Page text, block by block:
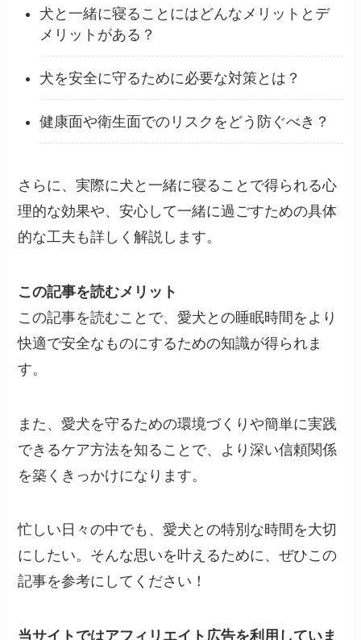
犬と一緒に寝ることにはどんなメリットとデ
メリットがある？
犬を安全に守るために必要な対策とは？
健康面や衛生面でのリスクをどう防ぐべき？
さらに、実際に犬と一緒に寝ることで得られる心
理的な効果や、安心して一緒に過ごすための具体
的な工夫も詳しく解説します。
この記事を読むメリット
この記事を読むことで、愛犬との睡眠時間をより
快適で安全なものにするための知識が得られま
す。
また、愛犬を守るための環境づくりや簡単に実践
できるケア方法を知ることで、より深い信頼関係
を築くきっかけになります。
忙しい日々の中でも、愛犬との特別な時間を大切
にしたい。そんな思いを叶えるために、ぜひこの
記事を参考にしてください！
当サイトではアフィリエイト広告を利用していま